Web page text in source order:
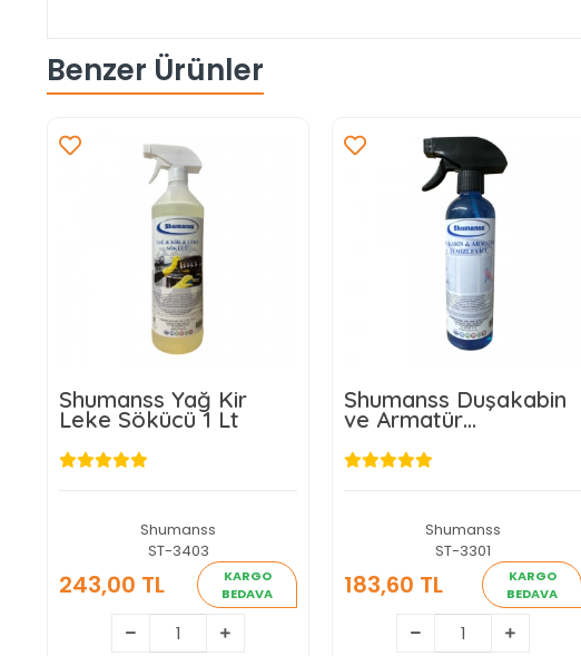
Benzer Ürünler
Shumanss Yağ Kir
Leke Sökücü 1 Lt
Shumanss
ST-3403
243,00 TL
KARGO
BEDAVA
243,00 TL
Shumanss Duşakabin
ve Armatür
Shumanss
ST-3301
183,60 TL
KARGO
BEDAVA
183,60 TL